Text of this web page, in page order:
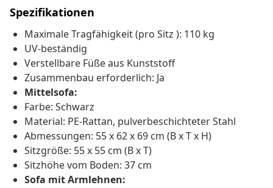
Spezifikationen
Maximale Tragfähigkeit (pro Sitz ): 110 kg
UV-beständig
Verstellbare Füße aus Kunststoff
Zusammenbau erforderlich: Ja
Mittelsofa:
Farbe: Schwarz
Material: PE-Rattan, pulverbeschichteter Stahl
Abmessungen: 55 x 62 x 69 cm (B x T x H)
Sitzgröße: 55 x 55 cm (B x T)
Sitzhöhe vom Boden: 37 cm
Sofa mit Armlehnen: